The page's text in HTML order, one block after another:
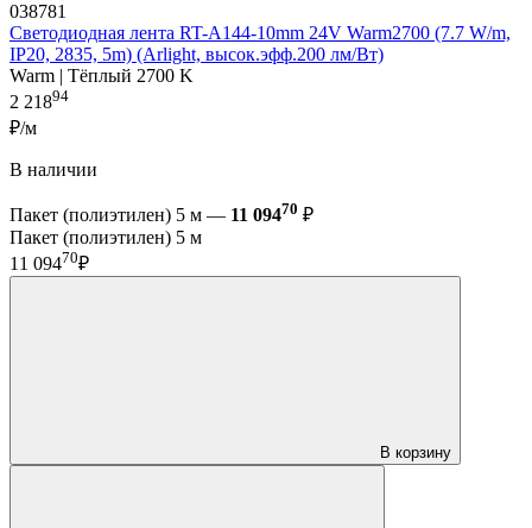
038781
Светодиодная лента RT-A144-10mm 24V Warm2700 (7.7 W/m,
IP20, 2835, 5m) (Arlight, высок.эфф.200 лм/Вт)
Warm | Тёплый 2700 K
2 21894
₽/м
В наличии
Пакет (полиэтилен) 5 м — 11 09470 ₽
Пакет (полиэтилен) 5 м
11 09470₽
В корзину